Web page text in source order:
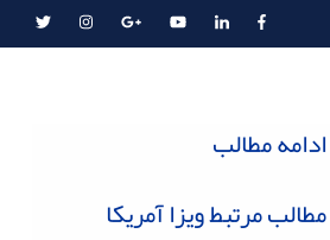
ادامه مطالب
مطالب مرتبط ویزا آمریکا